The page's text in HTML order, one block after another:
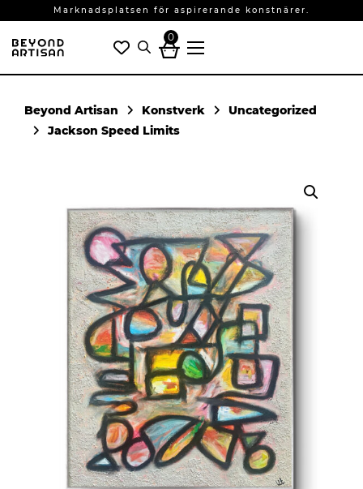
Marknadsplatsen för aspirerande konstnärer.
0
Konstverk
Uncategorized
Jackson Speed Limits